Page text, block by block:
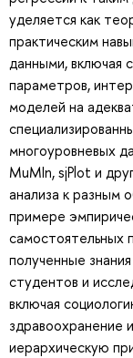
уделяется как
практическим
данными, включая
параметров,
моделей на
многоуровневых
MuMIn, sjPlot и
анализа к разным
примере
самостоятельных
полученные
студентов и
включая
здравоохранение
иерархическую